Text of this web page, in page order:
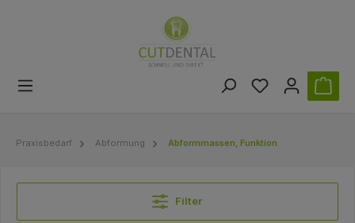
Praxisbedarf Abformung Abformmassen, Funktion
Filter